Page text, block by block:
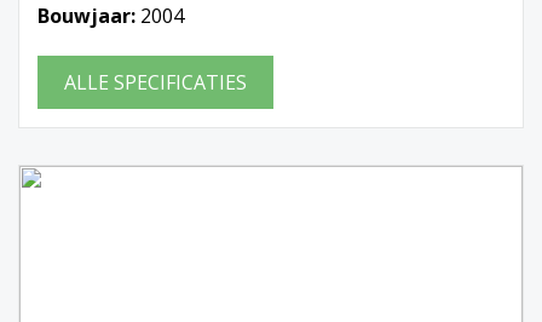
Bouwjaar: 2004
ALLE SPECIFICATIES